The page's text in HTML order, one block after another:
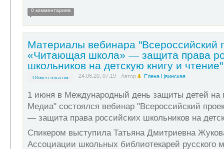
0 комментариев
Материалы вебинара "Всероссийский
«Читающая школа» — защита права
школьников на детскую книгу и чтение"
Обмен опытом 24.06.20, 07:19 Автор Елена Цвинская
1 июня в Международный день защиты детей на
Медиа" состоялся вебинар "Всероссийский
— защита права российских школьников на
Спикером выступила Татьяна Дмитриевна
Ассоциации школьных библиотекарей